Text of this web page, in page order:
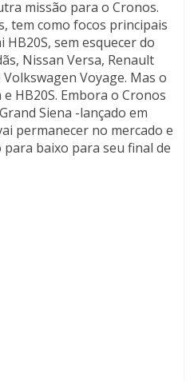
missão para o Cronos.
tem como focos principais
sem esquecer do
Nissan Versa, Renault
Voyage. Mas o
HB20S. Embora o Cronos
Siena -lançado em
permanecer no mercado e
baixo para seu final de